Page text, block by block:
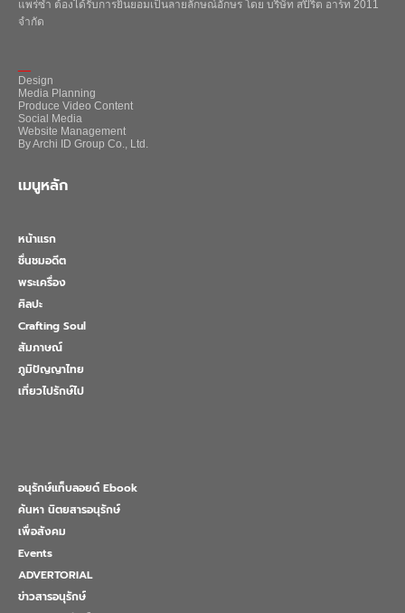
แพร่ซ้ำ ต้องได้รับการยินยอมเป็นลายลักษณ์อักษร โดย บริษัท สปิริต อาร์ท 2011
จำกัด
Design
Media Planning
Produce Video Content
Social Media
Website Management
By Archi ID Group Co., Ltd.
เมนูหลัก
หน้าแรก
ชื่นชมอดีต
พระเครื่อง
ศิลปะ
Crafting Soul
สัมภาษณ์
ภูมิปัญญาไทย
เที่ยวไปรักษ์ไป
อนุรักษ์แท็บลอยด์ Ebook
ค้นหา นิตยสารอนุรักษ์
เพื่อสังคม
Events
ADVERTORIAL
ข่าวสารอนุรักษ์